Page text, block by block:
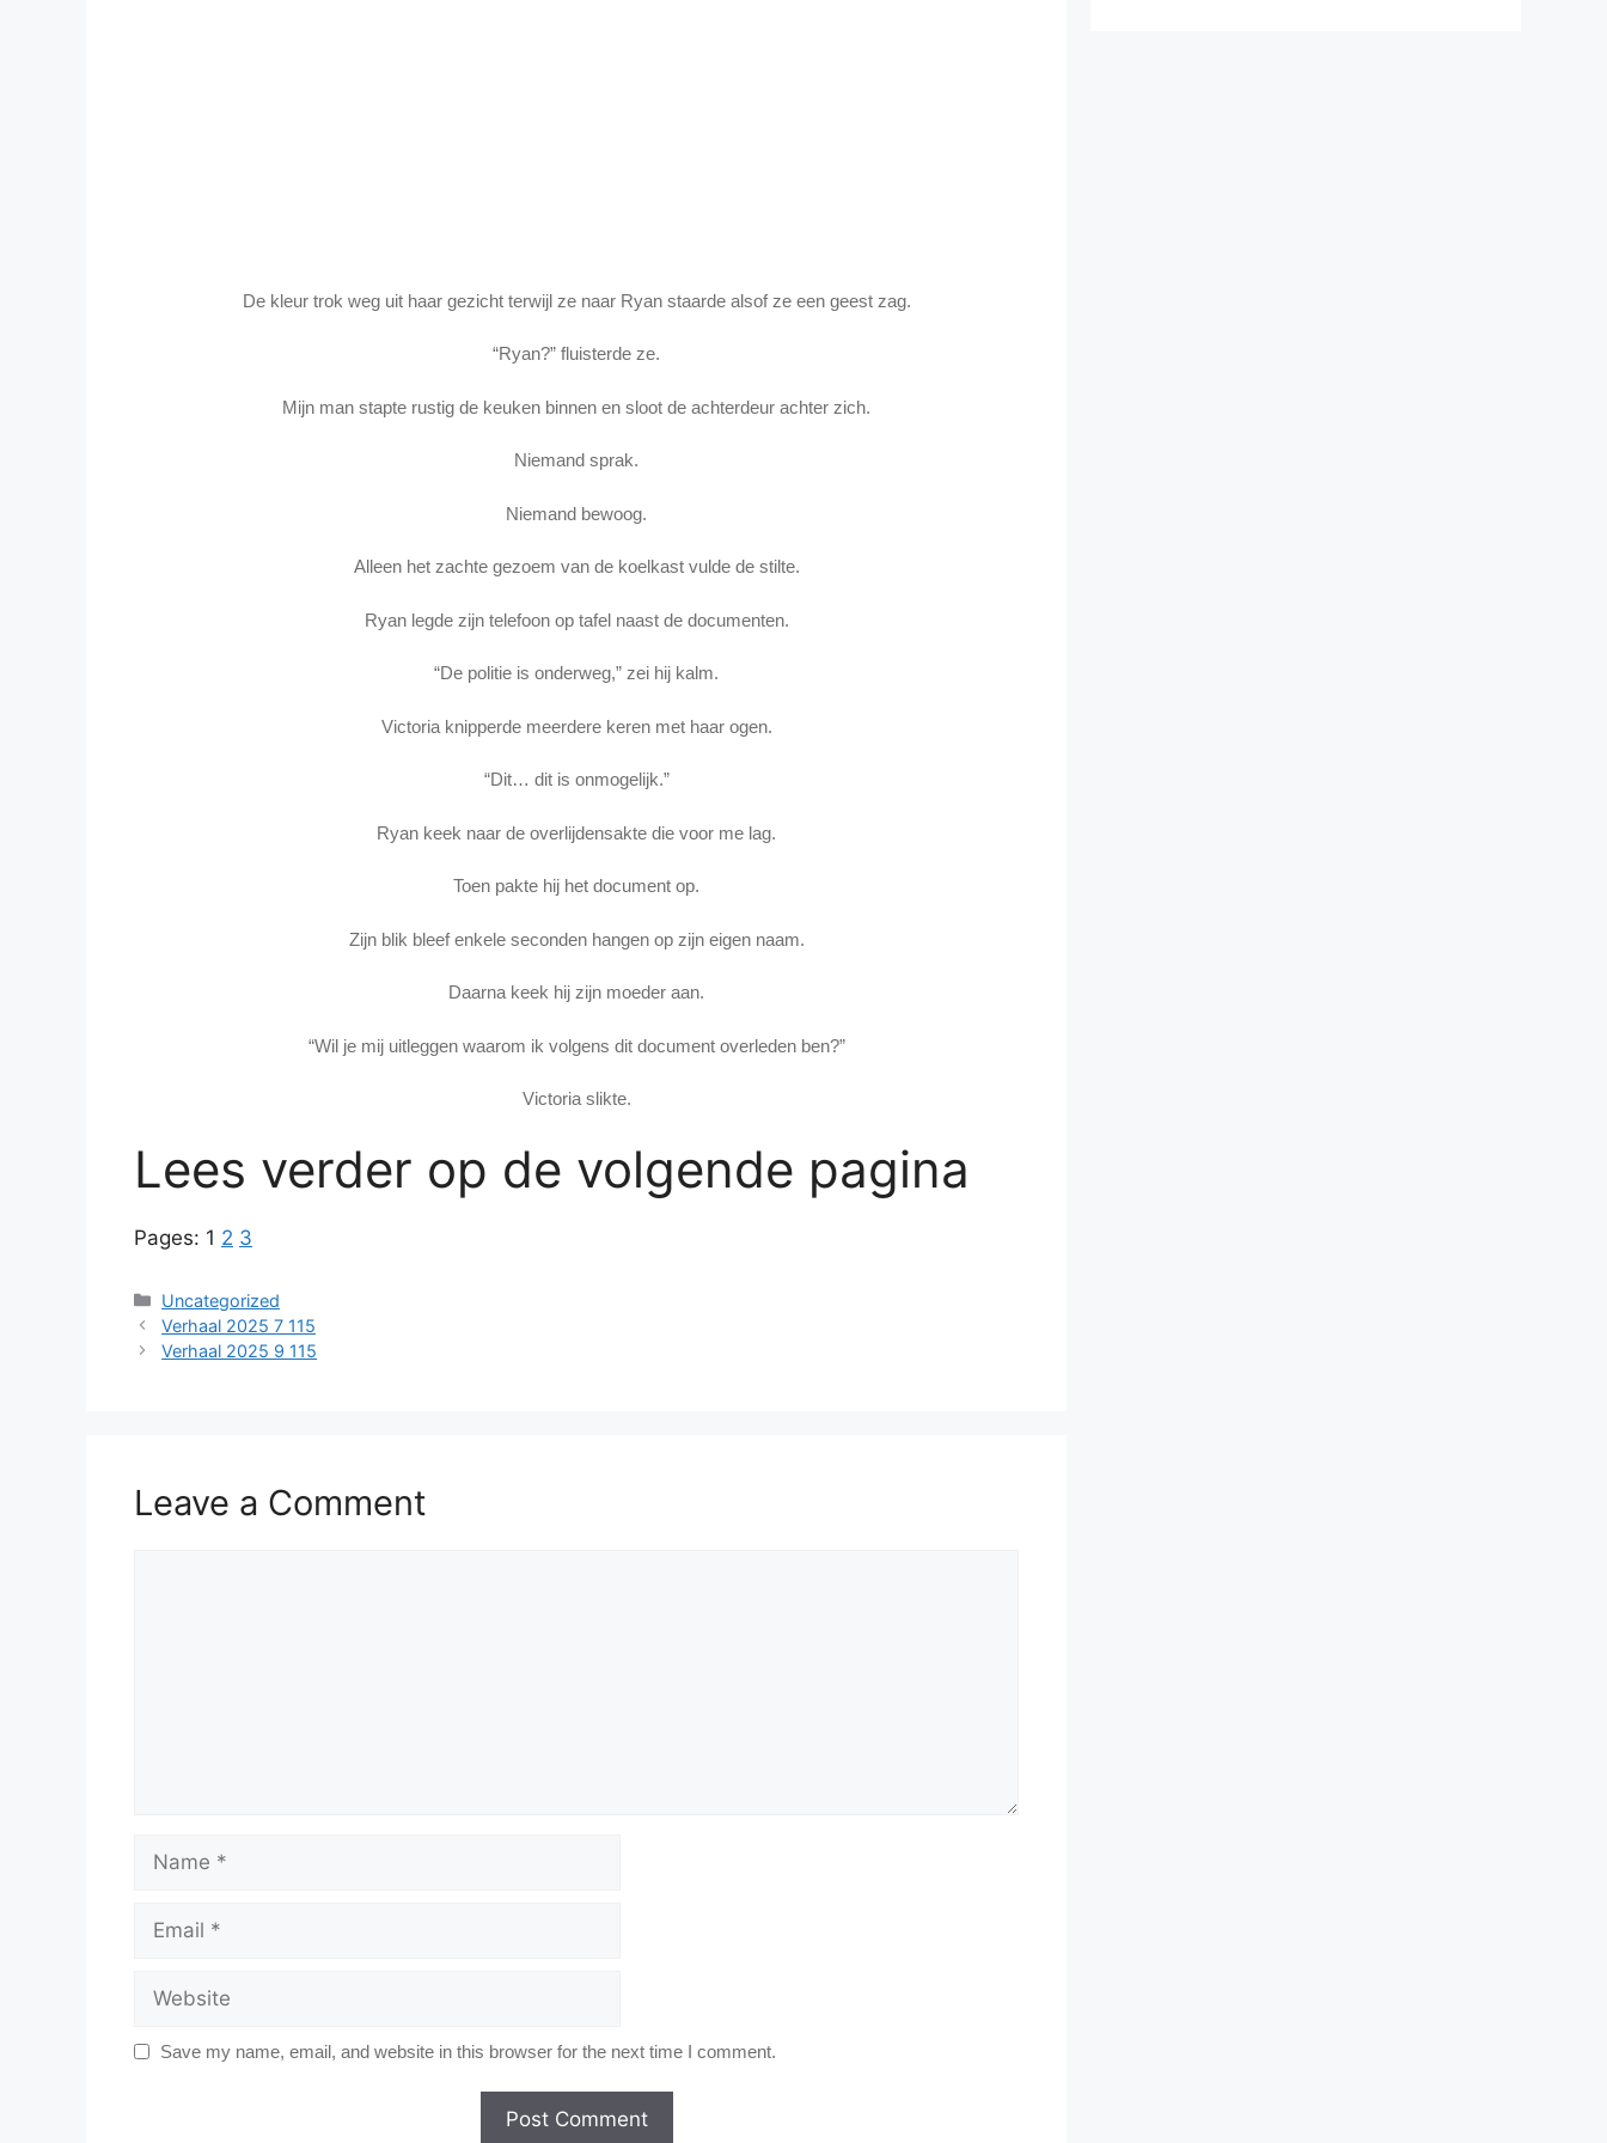
De kleur trok weg uit haar gezicht terwijl ze naar Ryan staarde alsof ze een geest zag.
“Ryan?” fluisterde ze.
Mijn man stapte rustig de keuken binnen en sloot de achterdeur achter zich.
Niemand sprak.
Niemand bewoog.
Alleen het zachte gezoem van de koelkast vulde de stilte.
Ryan legde zijn telefoon op tafel naast de documenten.
“De politie is onderweg,” zei hij kalm.
Victoria knipperde meerdere keren met haar ogen.
“Dit… dit is onmogelijk.”
Ryan keek naar de overlijdensakte die voor me lag.
Toen pakte hij het document op.
Zijn blik bleef enkele seconden hangen op zijn eigen naam.
Daarna keek hij zijn moeder aan.
“Wil je mij uitleggen waarom ik volgens dit document overleden ben?”
Victoria slikte.
Lees verder op de volgende pagina
Pages: 1 2 3
Categories
Uncategorized
Verhaal 2025 7 115
Verhaal 2025 9 115
Leave a Comment
Save my name, email, and website in this browser for the next time I comment.